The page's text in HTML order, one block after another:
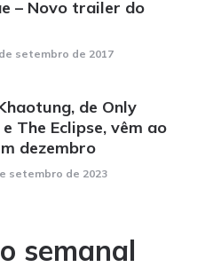
– Novo trailer do
setembro de 2017
de Only
The Eclipse, vêm ao
dezembro
setembro de 2023
semanal